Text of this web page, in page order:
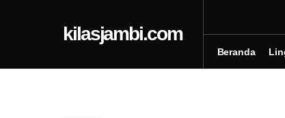
kilasjambi.com
Beranda